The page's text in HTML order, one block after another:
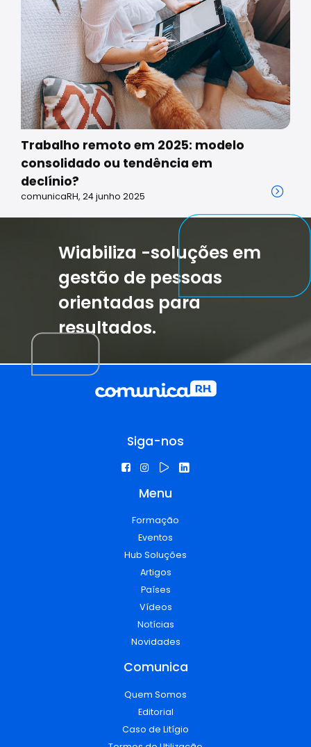
Trabalho remoto em 2025: modelo
consolidado ou tendência em
declínio?
comunicaRH, 24 junho 2025
Wiabiliza -soluções em
gestão de pessoas
orientadas para
resultados.
Siga-nos
Menu
Formação
Eventos
Hub Soluções
Artigos
Países
Vídeos
Notícias
Novidades
Comunica
Quem Somos
Editorial
Caso de Litígio